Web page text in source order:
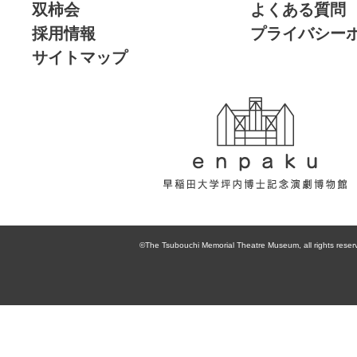
双柿会
よくある質問
採用情報
プライバシー
サイトマップ
大学坪内博士記
念演劇博物館
©The Tsubouchi Memorial Theatre Museum, all rights